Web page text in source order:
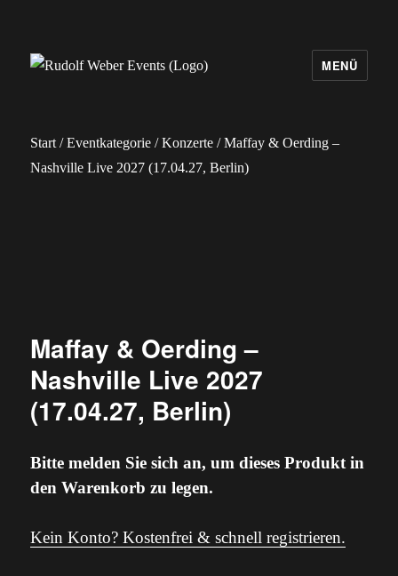
MENÜ
Start /Eventkategorie /Konzerte / Maffay & Oerding –
Nashville Live 2027 (17.04.27, Berlin)
Maffay & Oerding –
Nashville Live 2027
(17.04.27, Berlin)
Bitte melden Sie sich an, um dieses Produkt in
den Warenkorb zu legen.
Kein Konto? Kostenfrei & schnell registrieren.